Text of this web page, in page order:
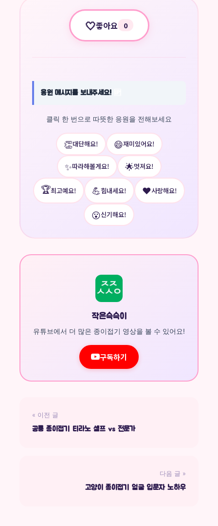
🤍좋아요 0
응원 메시지를 보내주세요!
클릭 한 번으로 따뜻한 응원을 전해보세요
👏대단해요! 😄재미있어요!
✨따라해볼게요! 🌟멋져요!
🏆최고예요! 💪힘내세요! ❤️사랑해요!
😮신기해요!
작은슥슥이
유튜브에서 더 많은 종이접기 영상을 볼 수 있어요!
구독하기
« 이전 글
공룡 종이접기 티라노 셀프 vs 전문가
다음 글 »
고양이 종이접기 얼굴 입문자 노하우